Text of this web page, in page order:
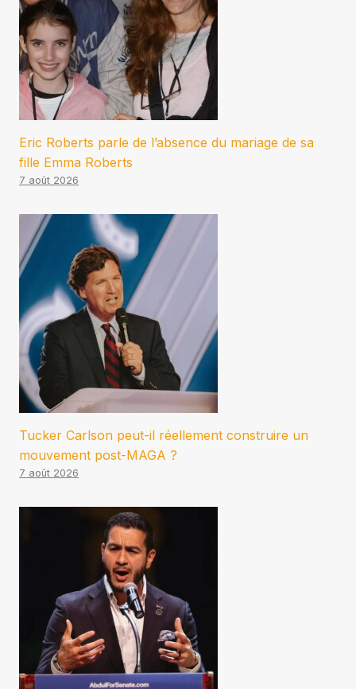
Eric Roberts parle de l’absence du mariage de sa
fille Emma Roberts
7 août 2026
Tucker Carlson peut-il réellement construire un
mouvement post-MAGA ?
7 août 2026